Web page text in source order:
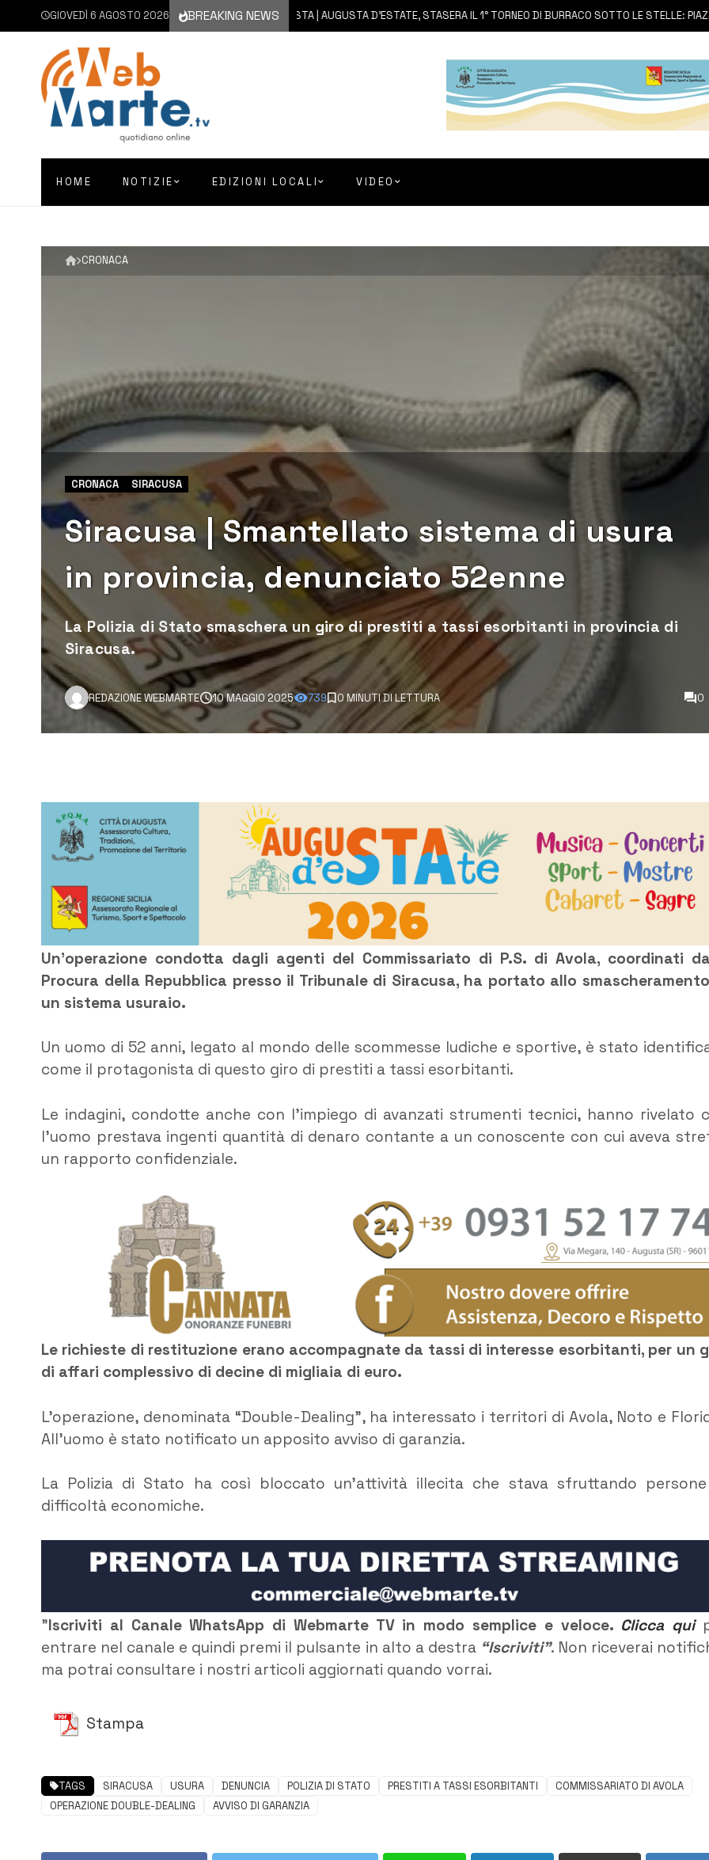
GIOVEDÌ 6 AGOSTO 2026 BREAKING NEWS
6 AGOSTO 2026 AUGUSTA | AUGUSTA D’ESTATE, STASERA IL 1° TORNEO DI BURRACO SOTTO LE STELLE: PIAZZA
HOME NOTIZIE EDIZIONI LOCALI VIDEO
CRONACA
CRONACA SIRACUSA
Siracusa | Smantellato sistema di usura
in provincia, denunciato 52enne
La Polizia di Stato smaschera un giro di prestiti a tassi esorbitanti in provincia di
Siracusa.
REDAZIONE WEBMARTE 10 MAGGIO 2025 739 0 MINUTI DI LETTURA 0
Un’operazione condotta dagli agenti del Commissariato di P.S. di Avola, coordinati
Procura della Repubblica presso il Tribunale di Siracusa, ha portato allo
un sistema usuraio.
Un uomo di 52 anni, legato al mondo delle scommesse ludiche e sportive, è stato
come il protagonista di questo giro di prestiti a tassi esorbitanti.
Le indagini, condotte anche con l’impiego di avanzati strumenti tecnici, hanno rivelato
l’uomo prestava ingenti quantità di denaro contante a un conoscente con cui aveva
un rapporto confidenziale.
Le richieste di restituzione erano accompagnate da tassi di interesse esorbitanti, per un
di affari complessivo di decine di migliaia di euro.
L’operazione, denominata “Double-Dealing”, ha interessato i territori di Avola, Noto e
All’uomo è stato notificato un apposito avviso di garanzia.
La Polizia di Stato ha così bloccato un’attività illecita che stava sfruttando
difficoltà economiche.
”Iscriviti al Canale WhatsApp di Webmarte TV in modo semplice e veloce. Clicca qui
entrare nel canale e quindi premi il pulsante in alto a destra “Iscriviti”. Non riceverai
ma potrai consultare i nostri articoli aggiornati quando vorrai.
Stampa
TAGS SIRACUSA USURA DENUNCIA POLIZIA DI STATO PRESTITI A TASSI ESORBITANTI
COMMISSARIATO DI AVOLA
OPERAZIONE DOUBLE-DEALING
AVVISO DI GARANZIA